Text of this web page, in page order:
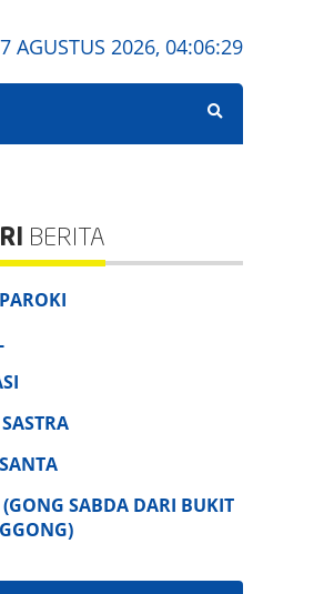
AGUSTUS 2026, 04:06:30
BERITA
SABDA DARI BUKIT